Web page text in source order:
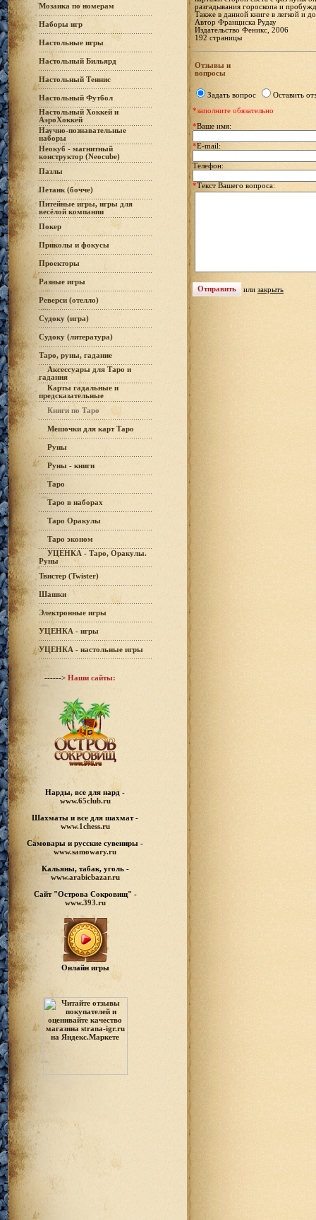
Мозаика по номерам
Наборы игр
Настольные игры
Настольный Бильярд
Настольный Теннис
Настольный Футбол
Настольный Хоккей и
АэроХоккей
Научно-познавательные
наборы
Неокуб - магнитный
конструктор (Neocube)
Пазлы
Петанк (бочче)
Питейные игры, игры для
весёлой компании
Покер
Приколы и фокусы
Проекторы
Разные игры
Реверси (отелло)
Судоку (игра)
Судоку (литература)
Таро, руны, гадание
Аксессуары для Таро и
гадания
Карты гадальные и
предсказательные
Книги по Таро
Мешочки для карт Таро
Руны
Руны - книги
Таро
Таро в наборах
Таро Оракулы
Таро эконом
УЦЕНКА - Таро, Оракулы.
Руны
Твистер (Twister)
Шашки
Электронные игры
УЦЕНКА - игры
УЦЕНКА - настольные игры
------> Наши сайты:
Нарды, все для нард -
www.65club.ru
Шахматы и все для шахмат -
www.1chess.ru
Самовары и русские сувениры -
www.samowary.ru
Кальяны, табак, уголь -
www.arabicbazar.ru
Сайт "Острова Сокровищ" -
www.393.ru
Онлайн игры
разгадывания гороскопа и
Также в данной книге в легкой и
Автор Франциска Рудау
Издательство Феникс, 2006
192 страницы
Отзывы и
вопросы
Задать вопрос
Оставить
*заполните обязательно
*Ваше имя:
*E-mail:
Телефон:
*Текст Вашего вопроса:
или закрыть